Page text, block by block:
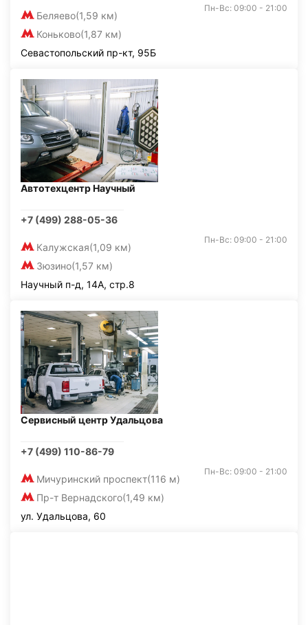
Беляево(1,59 км)
Коньково(1,87 км)
Пн-Вс: 09:00 - 21:00
Севастопольский пр-кт, 95Б
Автотехцентр Научный
+7 (499) 288-05-36
Калужская(1,09 км)
Зюзино(1,57 км)
Пн-Вс: 09:00 - 21:00
Научный п-д, 14А, стр.8
Сервисный центр Удальцова
+7 (499) 110-86-79
Мичуринский проспект(116 м)
Пр-т Вернадского(1,49 км)
Пн-Вс: 09:00 - 21:00
ул. Удальцова, 60